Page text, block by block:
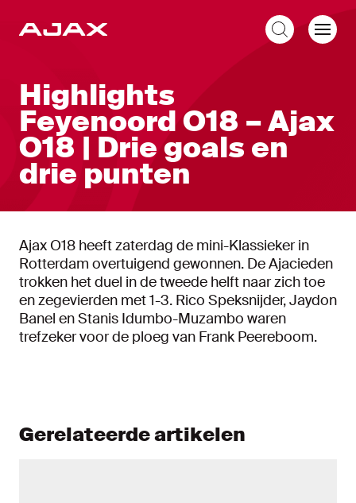
Highlights
Feyenoord O18 – Ajax
O18 | Drie goals en
drie punten
Ajax O18 heeft zaterdag de mini-Klassieker in
Rotterdam overtuigend gewonnen. De Ajacieden
trokken het duel in de tweede helft naar zich toe
en zegevierden met 1-3. Rico Speksnijder, Jaydon
Banel en Stanis Idumbo-Muzambo waren
trefzeker voor de ploeg van Frank Peereboom.
Gerelateerde artikelen